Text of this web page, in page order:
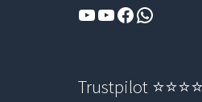
YouTube
YouTube
Facebook
Trustpilot ⭐⭐⭐⭐